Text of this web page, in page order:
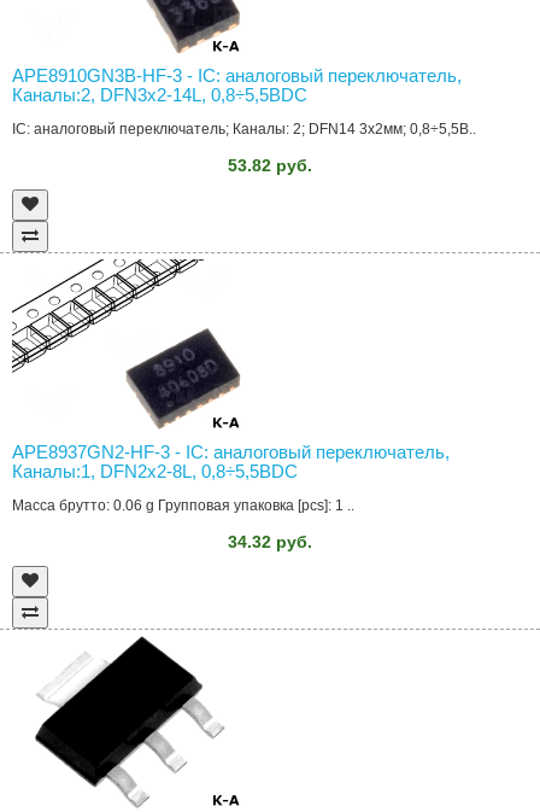
APE8910GN3B-HF-3 - IC: аналоговый переключатель,
Каналы:2, DFN3x2-14L, 0,8÷5,5ВDC
IC: аналоговый переключатель; Каналы: 2; DFN14 3x2мм; 0,8÷5,5В..
53.82 руб.
APE8937GN2-HF-3 - IC: аналоговый переключатель,
Каналы:1, DFN2x2-8L, 0,8÷5,5ВDC
Масса брутто: 0.06 g Групповая упаковка [pcs]: 1 ..
34.32 руб.